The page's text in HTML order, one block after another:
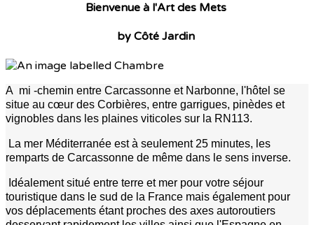
Bienvenue à l'Art des Mets
by Côté Jardin
A mi -chemin entre Carcassonne et Narbonne, l'hôtel se
situe au cœur des Corbières, entre garrigues, pinèdes et
vignobles dans les plaines viticoles sur la RN113.
La mer Méditerranée est à seulement 25 minutes, les
remparts de Carcassonne de même dans le sens inverse.
Idéalement situé entre terre et mer pour votre séjour
touristique dans le sud de la France mais également pour
vos déplacements étant proches des axes autoroutiers